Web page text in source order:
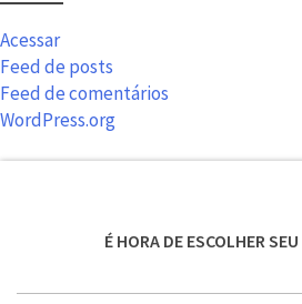
Acessar
Feed de posts
Feed de comentários
WordPress.org
É HORA DE ESCOLHER